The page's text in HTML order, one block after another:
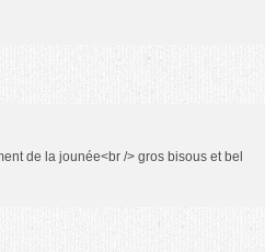
de la jounée<br /> gros bisous et bel